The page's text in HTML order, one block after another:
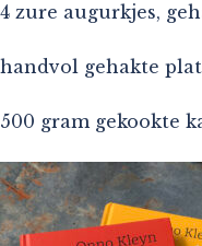
4 zure augurkjes,
handvol gehakte
500 gram gekookte